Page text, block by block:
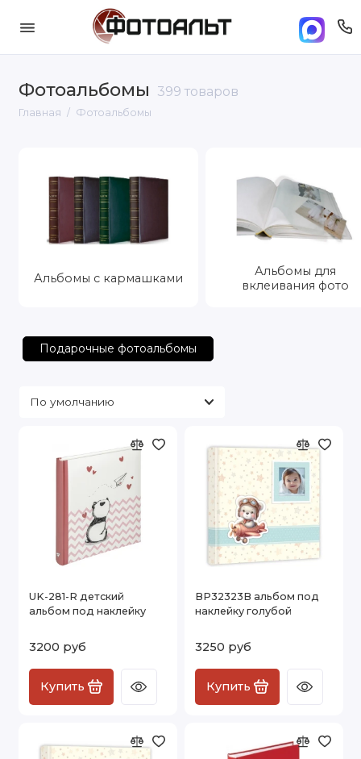
Фотоальбомы 399 товаров
Главная Фотоальбомы
Альбомы с кармашками
Альбомы для
вклеивания фото
Подарочные фотоальбомы
UK-281-R детский
альбом под наклейку
3200 руб
Купить
BP32323B альбом под
наклейку голубой
3250 руб
Купить